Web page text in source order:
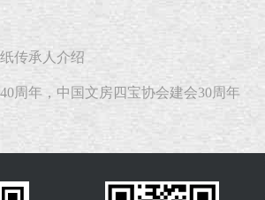
传承人介绍
周年，中国文房四宝协会建会30周年